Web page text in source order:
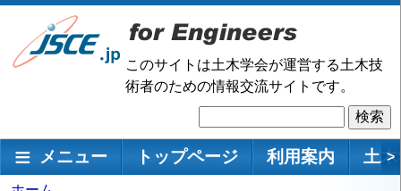
メ
ン
このサイトは土木学会が運営する土木技
術者のための情報交流サイトです。
索
メインナビゲーション
メニュー トップページ 利用案内 土 >